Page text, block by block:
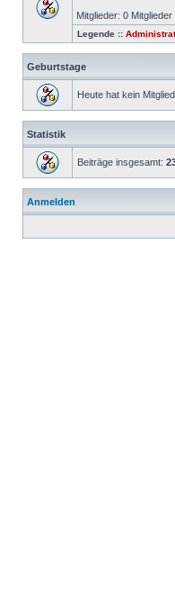
Mitglieder: 0 Mitglieder
Legende ::
Geburtstage
Heute hat kein
Statistik
Beiträge insgesamt:
Anmelden